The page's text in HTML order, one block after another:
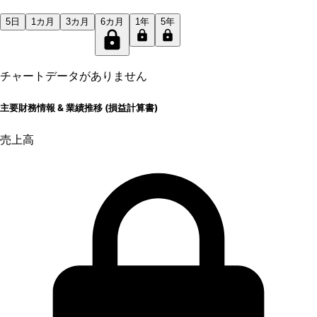
5日 1カ月 3カ月 6カ月 1年 5年
チャートデータがありません
主要財務情報 & 業績推移 (損益計算書)
売上高